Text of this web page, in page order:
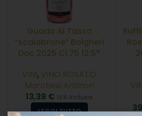
Guado Al Tasso
“scalabrone” Bolgheri
Doc 2025 Cl.75 12,5°
VINI, VINO ROSATO
Marchesi Antinori
13,39 € IVA Inclusa
LEGGI TUTTO